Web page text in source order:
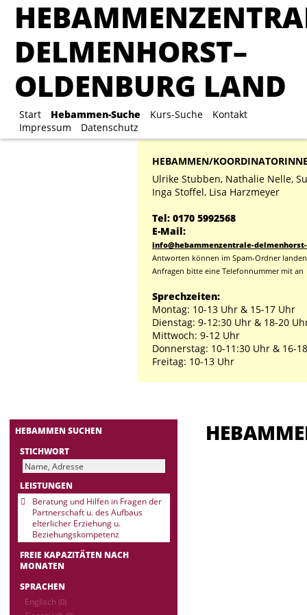
DELMENHORST–
OLDENBURG LAND
Start Hebammen-Suche Kurs-Suche
Kontakt
Impressum
Datenschutz
DELMENHORST–
OLDENBURG LAND
Start Hebammen-Suche Kurs-Suche Kontakt
HEBAMMEN/
Ulrike Stubben, Nathalie Nelle,
Inga Stoffel, Lisa Harzmeyer
Tel: 0170 5992568
E-Mail:
info@hebammenzentrale-
Antworten können im Spam-Ordner
Anfragen bitte eine Telefonnummer mit an
Sprechzeiten:
Montag: 10-13 Uhr & 15-17 Uhr
Dienstag: 9-12:30 Uhr & 18-20
Mittwoch: 9-12 Uhr
Donnerstag: 10-11:30 Uhr & 16-
Freitag: 10-13 Uhr
HEBAMMEN SUCHEN
STICHWORT
LEISTUNGEN
Beratung und Hilfen in Fragen der
Partnerschaft u. des Aufbaus
elterlicher Erziehung u.
Beziehungskompetenz
FREIE KAPAZITÄTEN NACH
MONATEN
SPRACHEN
Englisch (0)